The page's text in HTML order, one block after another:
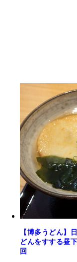
【博多うどん】
どんをすする昼
回